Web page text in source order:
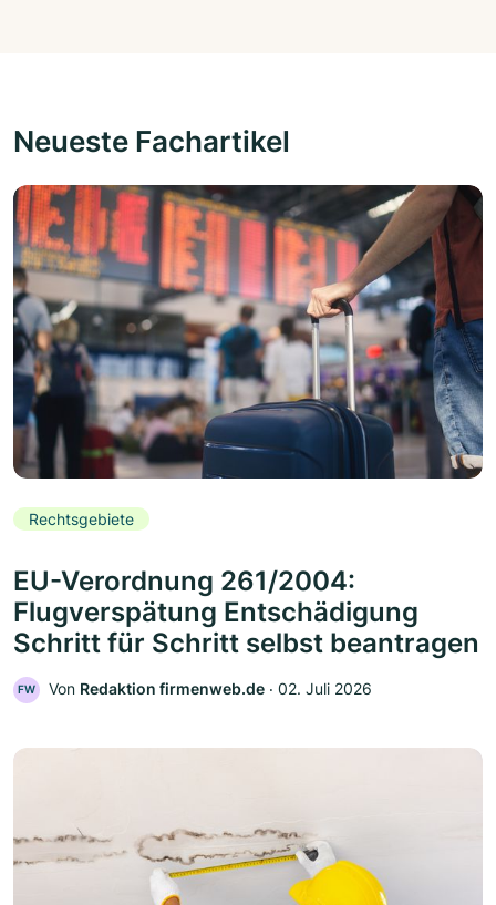
Neueste Fachartikel
Rechtsgebiete
EU-Verordnung 261/2004:
Flugverspätung Entschädigung
Schritt für Schritt selbst beantragen
FW Von Redaktion firmenweb.de ‧ 02. Juli 2026